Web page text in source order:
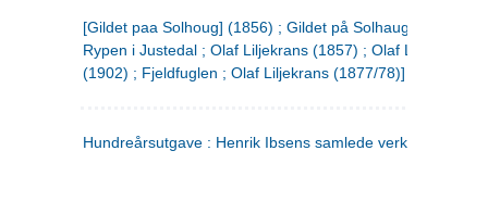
[Gildet paa Solhoug] (1856) ; Gildet på Solhaug (1883) ;
Rypen i Justedal ; Olaf Liljekrans (1857) ; Olaf Liljekrans
(1902) ; Fjeldfuglen ; Olaf Liljekrans (1877/78)]
Hundreårsutgave : Henrik Ibsens samlede verker. 3